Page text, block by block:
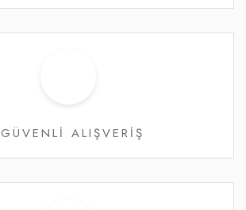
GÜVENLİ ALIŞVERİŞ